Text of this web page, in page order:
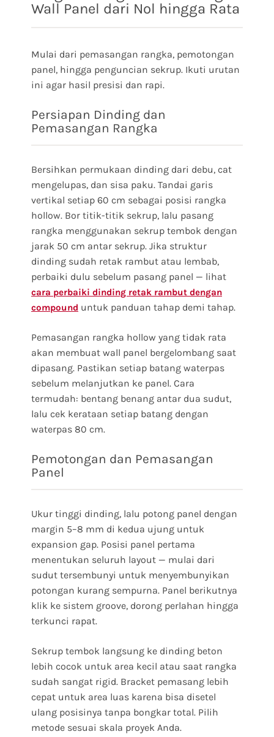
Wall Panel dari Nol hingga Rata
Mulai dari pemasangan rangka, pemotongan
panel, hingga penguncian sekrup. Ikuti urutan
ini agar hasil presisi dan rapi.
Persiapan Dinding dan
Pemasangan Rangka
Bersihkan permukaan dinding dari debu, cat
mengelupas, dan sisa paku. Tandai garis
vertikal setiap 60 cm sebagai posisi rangka
hollow. Bor titik-titik sekrup, lalu pasang
rangka menggunakan sekrup tembok dengan
jarak 50 cm antar sekrup. Jika struktur
dinding sudah retak rambut atau lembab,
perbaiki dulu sebelum pasang panel — lihat
cara perbaiki dinding retak rambut dengan
compound untuk panduan tahap demi tahap.
Pemasangan rangka hollow yang tidak rata
akan membuat wall panel bergelombang saat
dipasang. Pastikan setiap batang waterpas
sebelum melanjutkan ke panel. Cara
termudah: bentang benang antar dua sudut,
lalu cek kerataan setiap batang dengan
waterpas 80 cm.
Pemotongan dan Pemasangan
Panel
Ukur tinggi dinding, lalu potong panel dengan
margin 5–8 mm di kedua ujung untuk
expansion gap. Posisi panel pertama
menentukan seluruh layout — mulai dari
sudut tersembunyi untuk menyembunyikan
potongan kurang sempurna. Panel berikutnya
klik ke sistem groove, dorong perlahan hingga
terkunci rapat.
Sekrup tembok langsung ke dinding beton
lebih cocok untuk area kecil atau saat rangka
sudah sangat rigid. Bracket pemasang lebih
cepat untuk area luas karena bisa disetel
ulang posisinya tanpa bongkar total. Pilih
metode sesuai skala proyek Anda.